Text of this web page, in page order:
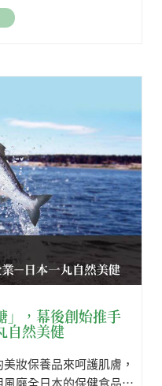
」，幕後創始推手
自然美健
妝保養品來呵護肌膚，
靡全日本的保健食品鮭